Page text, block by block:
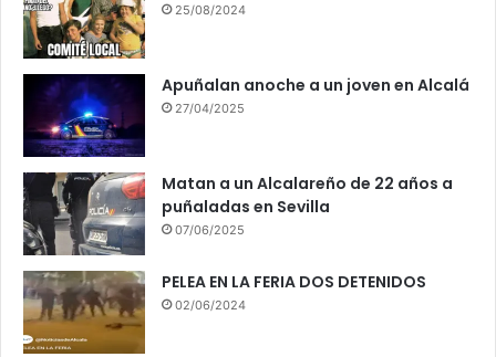
25/08/2024
Apuñalan anoche a un joven en Alcalá
27/04/2025
Matan a un Alcalareño de 22 años a
puñaladas en Sevilla
07/06/2025
PELEA EN LA FERIA DOS DETENIDOS
02/06/2024